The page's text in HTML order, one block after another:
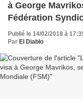
à George
Fédération
Publié le 14/02/2018 à
Par El Diablo